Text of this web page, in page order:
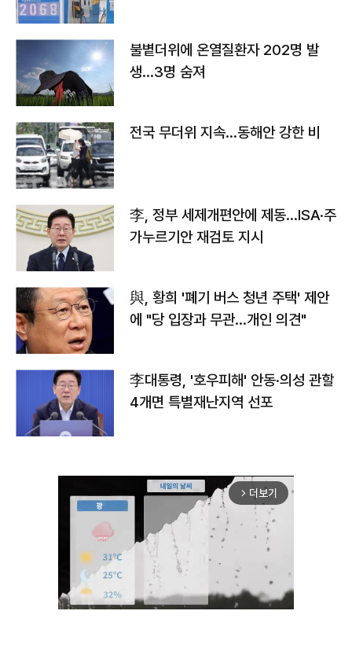
불볕더위에 온열질환자 202명 발
생…3명 숨져
전국 무더위 지속…동해안 강한 비
李, 정부 세제개편안에 제동…ISA·주
가누르기안 재검토 지시
與, 황희 '폐기 버스 청년 주택' 제안
에 "당 입장과 무관…개인 의견"
李대통령, '호우피해' 안동·의성 관할
4개면 특별재난지역 선포
arrow_forward_ios 더보기